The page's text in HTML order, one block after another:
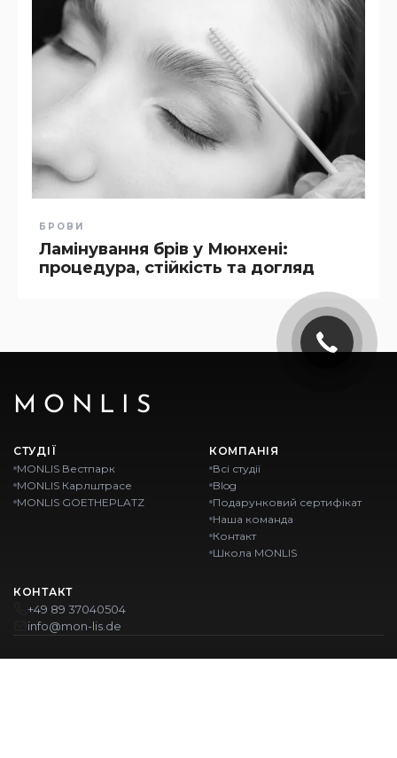
БРОВИ
Ламінування брів у Мюнхені:
процедура, стійкість та догляд
MONLIS
СТУДІЇ
MONLIS Вестпарк
MONLIS Карлштрасе
MONLIS GOETHEPLATZ
КОМПАНІЯ
Всі студії
Blog
Подарунковий сертифікат
Наша команда
Контакт
Школа MONLIS
КОНТАКТ
+49 89 37040504
info@mon-lis.de